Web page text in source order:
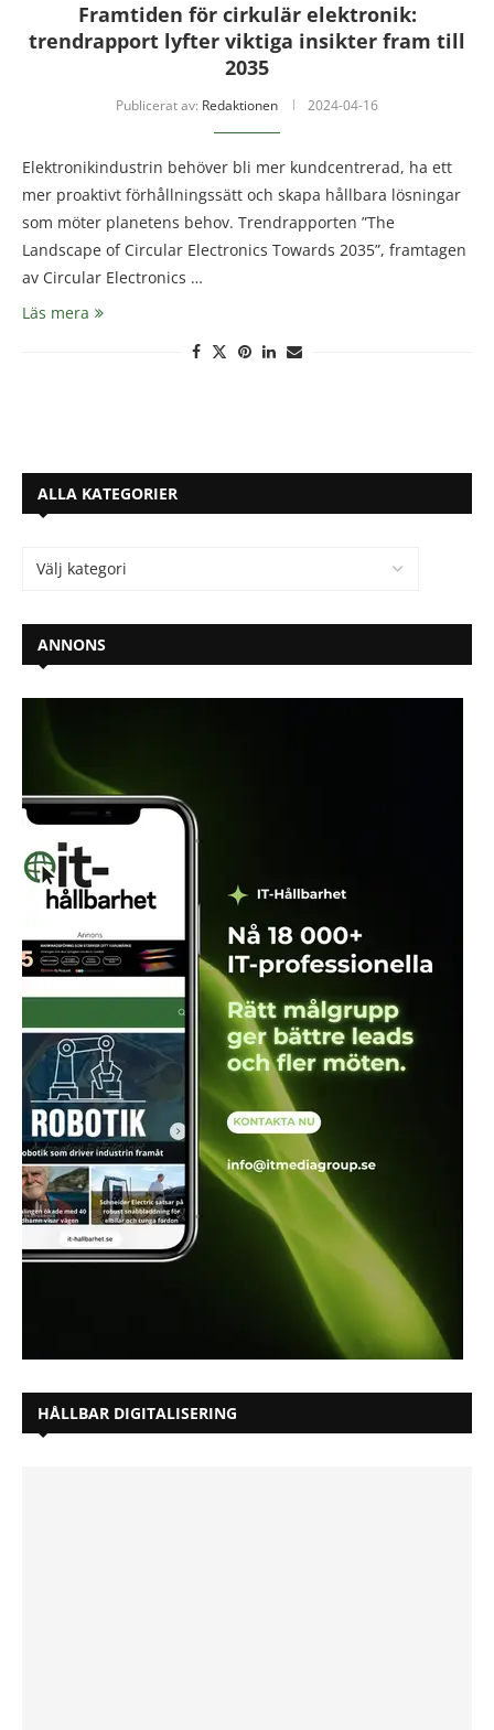
Framtiden för cirkulär elektronik:
trendrapport lyfter viktiga insikter fram till
2035
Publicerat av: Redaktionen 2024-04-16
Elektronikindustrin behöver bli mer kundcentrerad, ha ett
mer proaktivt förhållningssätt och skapa hållbara lösningar
som möter planetens behov. Trendrapporten ”The
Landscape of Circular Electronics Towards 2035”, framtagen
av Circular Electronics …
Läs mera
ALLA KATEGORIER
ANNONS
HÅLLBAR DIGITALISERING